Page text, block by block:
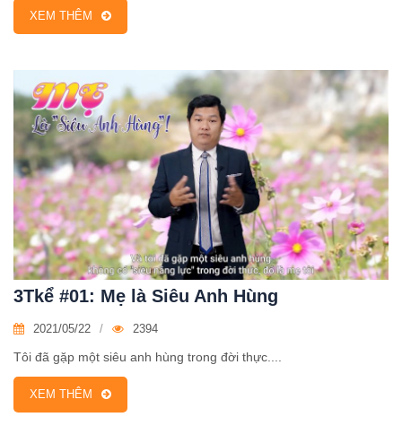
XEM THÊM
3Tkể #01: Mẹ là Siêu Anh Hùng
2021/05/22 2394
Tôi đã gặp một siêu anh hùng trong đời thực....
XEM THÊM